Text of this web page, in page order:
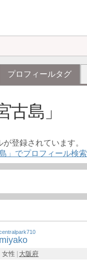
プロフィールタグ
古島
登録されています。
」でプロフィール検索
miyako
女性
大阪府